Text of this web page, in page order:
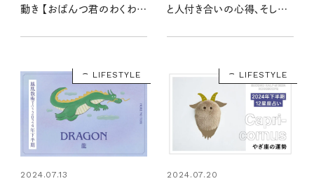
動き 【おぱんつ君のわくわく
と人付き合いの心得、そして
LIFESTYLE
2024.07.13
LIFESTYLE
2024.07.20